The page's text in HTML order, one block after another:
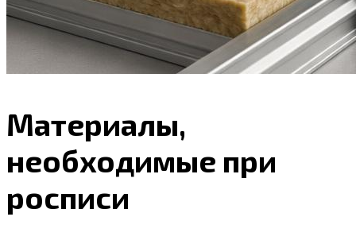
Материалы,
необходимые при
росписи